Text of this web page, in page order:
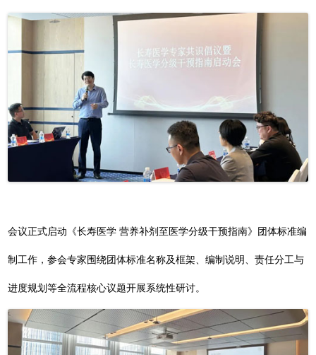
会议正式启动《长寿医学 营养补剂至医学分级干预指南》团体标准编
制工作，参会专家围绕团体标准名称及框架、编制说明、责任分工与
进度规划等全流程核心议题开展系统性研讨。